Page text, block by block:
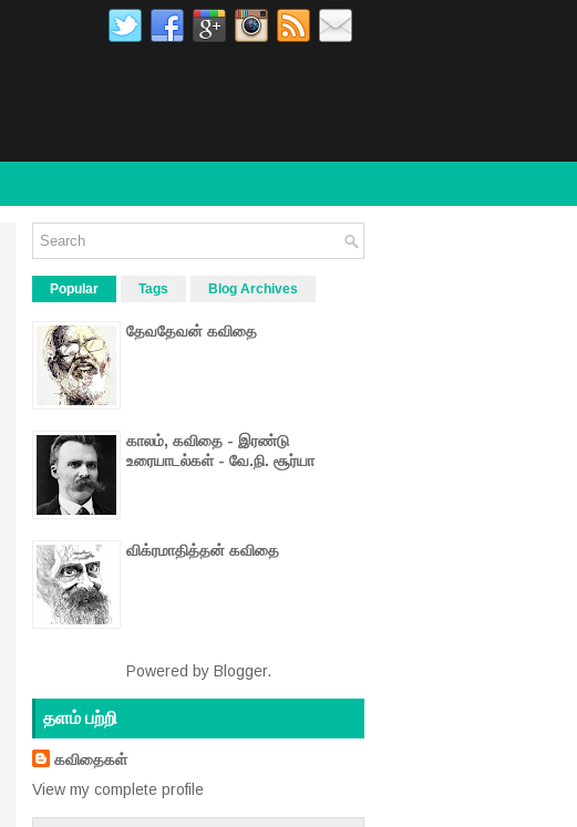
Popular Tags Blog Archives
தேவதேவன் கவிதை
காலம், கவிதை - இரண்டு
உரையாடல்கள் - வே.நி. சூர்யா
விக்ரமாதித்தன் கவிதை
Powered by Blogger.
தளம் பற்றி
கவிதைகள்
View my complete profile